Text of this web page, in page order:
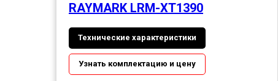
RAYMARK LRM-XT1390
Технические характеристики
Узнать комплектацию и цену